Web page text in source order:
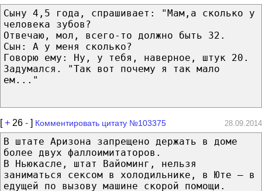
Сыну 4,5 года, спрашивает: "Мам,а сколько у
человека зубов?
Отвечаю, мол, всего-то должно быть 32.
Сын: А у меня сколько?
Говорю ему: Ну, у тебя, наверное, штук 20.
Задумался. "Так вот почему я так мало
ем..."
[+ 26 - ] Комментировать цитату №103375 28.09.2014
В штате Аризона запрещено держать в доме
более двух фаллоимитаторов.
В Ньюкасле, штат Вайоминг, нельзя
заниматься сексом в холодильнике, в Юте — в
едущей по вызову машине скорой помощи.